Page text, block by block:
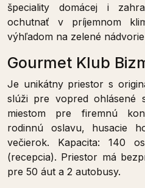
špeciality domácej i
ochutnať v príjemnom
výhľadom na zelené
Gourmet Klub
Je unikátny priestor s
slúži pre vopred ohlásené
miestom pre firemnú
rodinnú oslavu, husacie
večierok. Kapacita: 140
(recepcia). Priestor má
pre 50 áut a 2 autobusy.